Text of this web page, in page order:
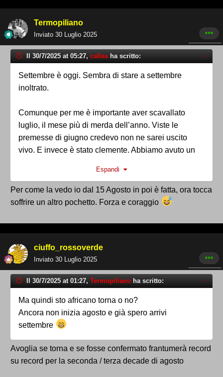
Termopiliano
Inviato 30 Luglio 2025
Il 30/7/2025 at 05:27, calleaha scritto:
Settembre è oggi. Sembra di stare a settembre
inoltrato.
Comunque per me è importante aver scavallato
luglio, il mese più di merda dell’anno. Viste le
premesse di giugno credevo non ne sarei uscito
vivo. E invece è stato clemente. Abbiamo avuto un
In agosto anche se dovesse rifare un po’ di africano
ormai è fatta.
Espandi
Per come la vedo io dal 15 Agosto in poi è fatta, ora tocca
soffrire un altro pochetto. Forza e coraggio
ciuffo_rossoverde
Inviato 30 Luglio 2025
Il 30/7/2025 at 01:27, Termopiliano ha scritto:
Ma quindi sto africano torna o no?
Ancora non inizia agosto e già spero arrivi
settembre
Avoglia se torna e se fosse confermato frantumerà record
su record per la seconda / terza decade di agosto